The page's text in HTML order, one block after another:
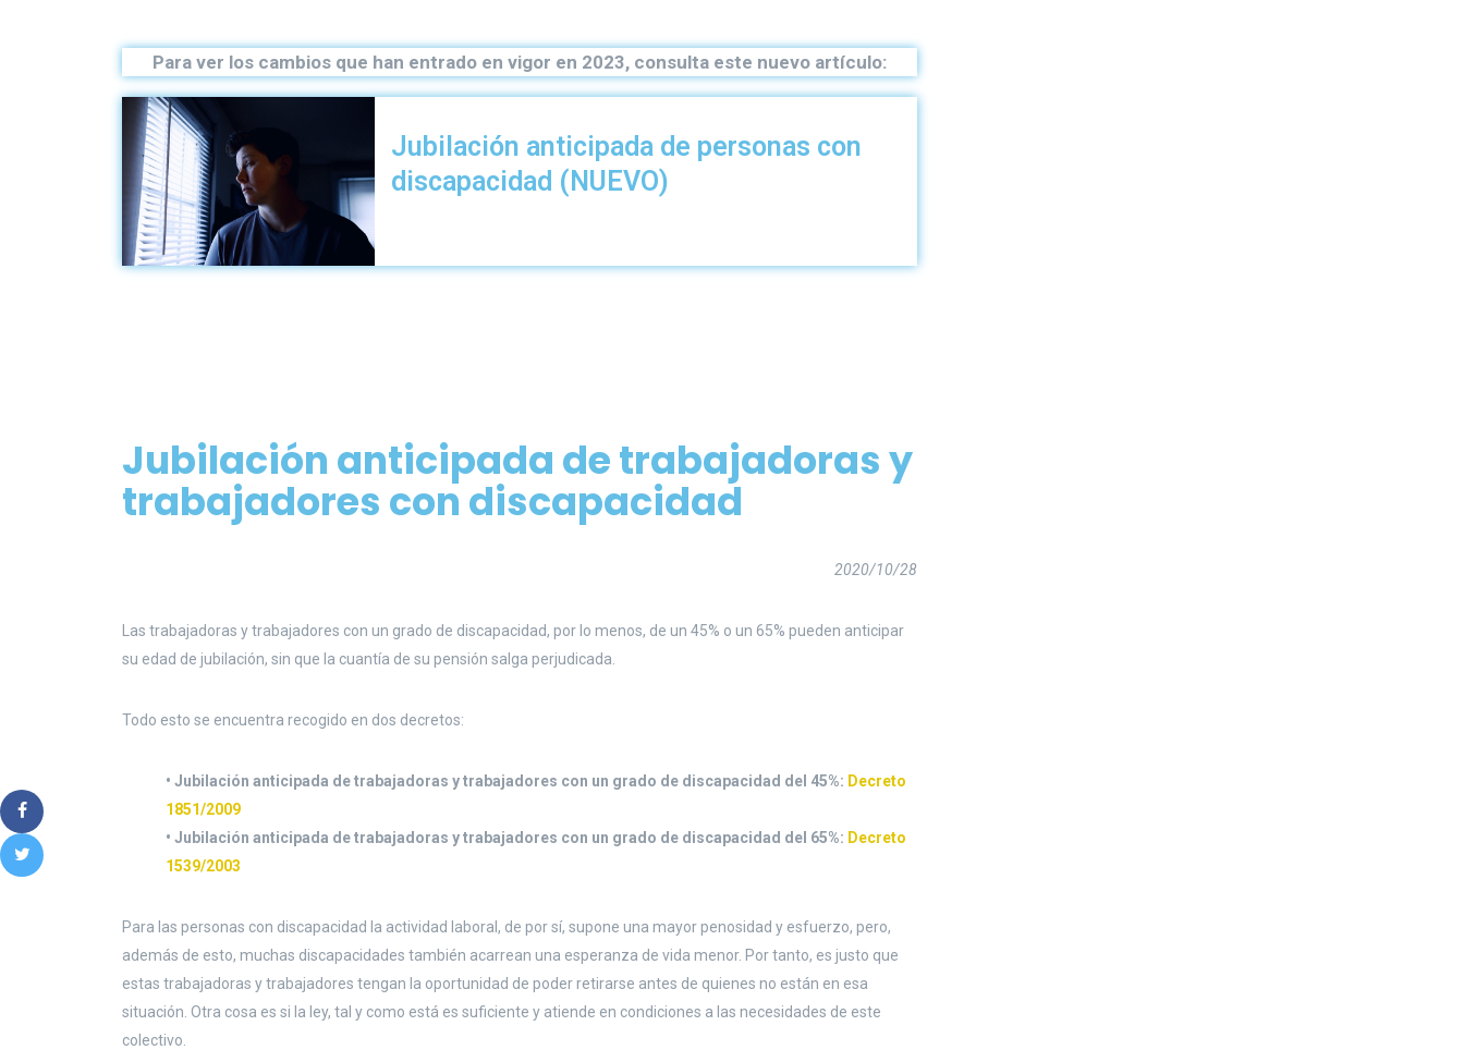
Para ver los cambios que han entrado en vigor en 2023, consulta este nuevo artículo:
Jubilación anticipada de personas con
discapacidad (NUEVO)
Jubilación anticipada de trabajadoras y
trabajadores con discapacidad
2020/10/28
Las trabajadoras y trabajadores con un grado de discapacidad, por lo menos, de un 45% o un 65% pueden anticipar
su edad de jubilación, sin que la cuantía de su pensión salga perjudicada.
Todo esto se encuentra recogido en dos decretos:
• Jubilación anticipada de trabajadoras y trabajadores con un grado de discapacidad del 45%: Decreto
1851/2009
• Jubilación anticipada de trabajadoras y trabajadores con un grado de discapacidad del 65%: Decreto
1539/2003
Para las personas con discapacidad la actividad laboral, de por sí, supone una mayor penosidad y esfuerzo, pero,
además de esto, muchas discapacidades también acarrean una esperanza de vida menor. Por tanto, es justo que
estas trabajadoras y trabajadores tengan la oportunidad de poder retirarse antes de quienes no están en esa
situación. Otra cosa es si la ley, tal y como está es suficiente y atiende en condiciones a las necesidades de este
colectivo.